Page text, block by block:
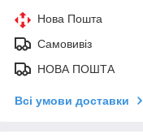
Нова Пошта
Самовивіз
НОВА ПОШТА
Всі умови доставки